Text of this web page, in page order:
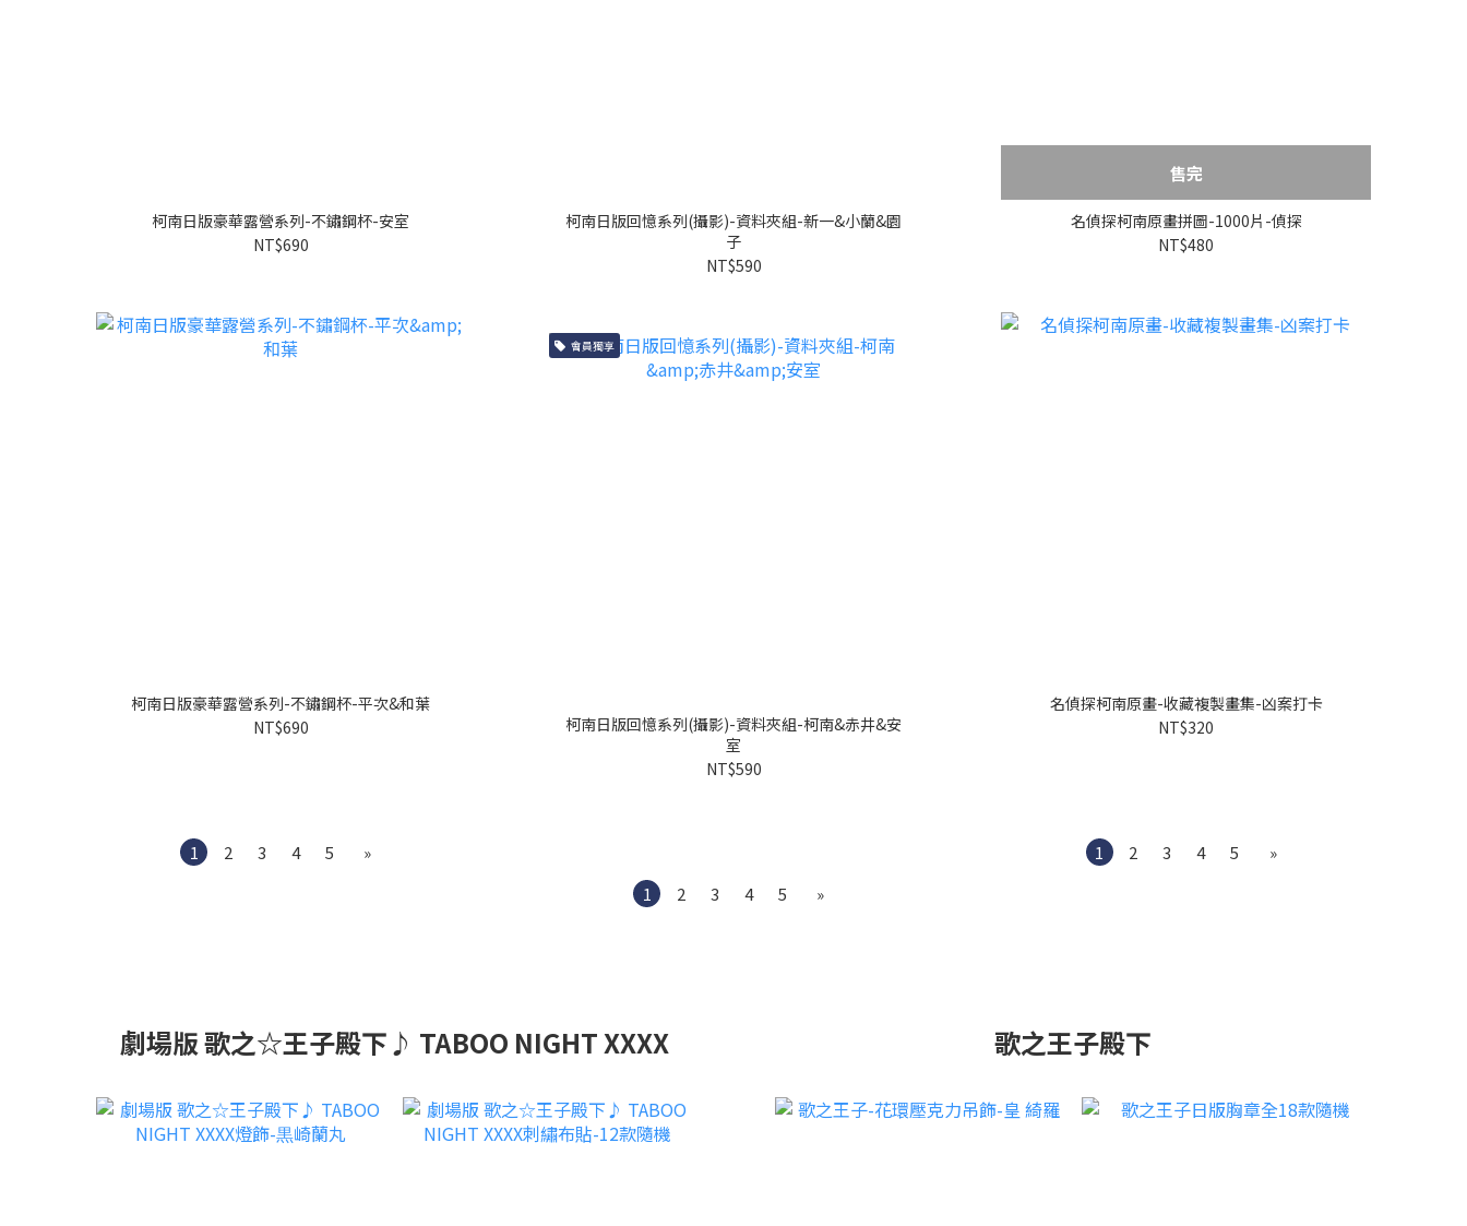
柯南日版豪華露營系列-不鏽鋼杯-安室
NT$690
柯南日版豪華露營系列-不鏽鋼杯-平次&和葉
NT$690
1 2 3 4 5 »
柯南日版回憶系列(攝影)-資料夾組-新一&小蘭&園
子
NT$590
會員獨享
柯南日版回憶系列(攝影)-資料夾組-柯南&赤井&安
室
NT$590
1 2 3 4 5 »
售完
名偵探柯南原畫拼圖-1000片-偵探
NT$480
名偵探柯南原畫-收藏複製畫集-凶案打卡
NT$320
1 2 3 4 5 »
劇場版 歌之☆王子殿下♪ TABOO NIGHT XXXX 歌之王子殿下